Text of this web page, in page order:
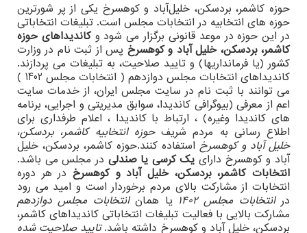
حوزه کاشمر، بردسکن، خلیل‌آباد و کوهسرخ یکی از پر شورترین
حوزه های انتخابیه در انتخابات مجلس است. تبلیغات انتخاباتی
در این حوزه در موعد قانونی برگزار می شود وکاندیداهای حوزه
کاشمر، بردسکن، خلیل آباد و کوهسرخ پس از ثبت نام در وزارت
کشور (یا فرمانداریها) و تایید صلاحیت، به تبلیغات می پردازند.
کاندیداهای انتخابات مجلس دوازدهم ( انتخابات مجلس 1402 )
می توانند با ثبت نام در سایت مجلس ایران، از خدمات سایت
اعم از معرفی (بیوگرافی کاندیدا، سوابق مدیریتی و اجرایی، برنامه
های کاندیدا وغیره) ، ارتباط با کاندیدا ، اعلام طرفداری برای
اطلاع رسانی به مردم شریفحوزه انتخابیه کاشمر، بردسکن،
خلیل آباد و کوهسرخ استفاده کنند.حوزه کاشمر، بردسکن، خلیل
آباد و کوهسرخ دارای یک کرسی یا صندلی در مجلس می باشد.
انتخابات کاشمر، بردسکن، خلیل آباد و کوهسرخ در هر دوره
انتخابات از مشارکت بالای مردم برخوردار است و امید می رود
درانتخابات مجلس 1402 یا همانانتخابات مجلس دوازدهم
مشارکت بالایی با فعالیت تبلیغات انتخاباتی کاندیداهای کاشمر،
بردسکن، خلیل آباد و کوهسرخ داشته باشد.تایید صلاحیت شده